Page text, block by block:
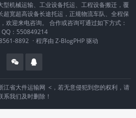
型机械运输、工业设备托运、工程设备搬迁，覆
超宽超高设备长途托运，正规物流车队、全程保
欢迎来电咨询。 合作或咨询可通过如下方式：
QQ：550849214
8892 · 程序由 Z-BlogPHP驱动
江省大件运输网 <，若无意侵犯到您的权利，请
系我们及时删除！